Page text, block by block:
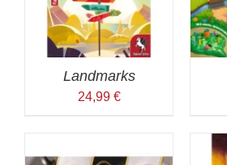
Landmarks
24,99 €